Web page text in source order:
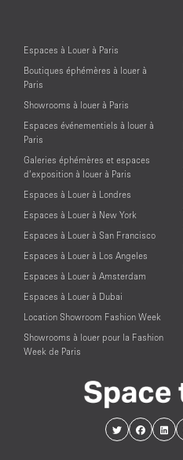
Espaces à Louer à Paris
Boutiques éphémères à louer à
Paris
Showrooms à louer à Paris
Espaces événementiels à louer à
Paris
Galeries éphémères et espaces
d’exposition à louer à Paris
Espaces à Louer à Londres
Espaces à Louer à New York
Espaces à Louer à San Francisco
Espaces à Louer à Los Angeles
Espaces à Louer à Amsterdam
Espaces à Louer à Dubai
Location Showroom Fashion Week
Showrooms à louer pour la Fashion
Week de Paris